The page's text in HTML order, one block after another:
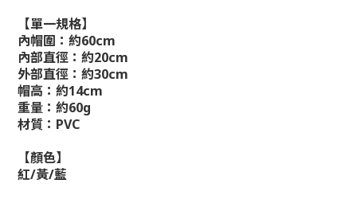
【單一規格】
內帽圍：約60cm
內部直徑：約20cm
外部直徑：約30cm
帽高：約14cm
重量：約60g
材質： PVC
【顏色】
紅/黃/藍